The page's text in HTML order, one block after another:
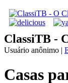
ClassiTB -
Usuário anônimo |
Casas